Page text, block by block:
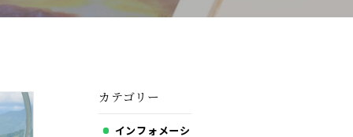
カテゴリー
インフォメーシ